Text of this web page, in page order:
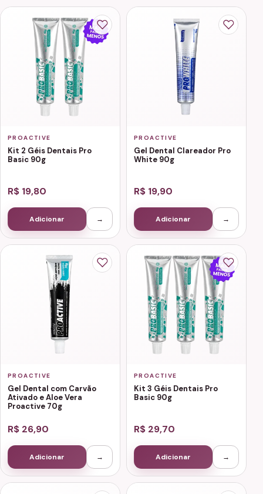
PROACTIVE
Kit 2 Géis Dentais Pro
Basic 90g
R$ 19,80
Adicionar →
PROACTIVE
Gel Dental Clareador Pro
White 90g
R$ 19,90
Adicionar →
PROACTIVE
Gel Dental com Carvão
Ativado e Aloe Vera
Proactive 70g
R$ 26,90
Adicionar →
PROACTIVE
Kit 3 Géis Dentais Pro
Basic 90g
R$ 29,70
Adicionar →